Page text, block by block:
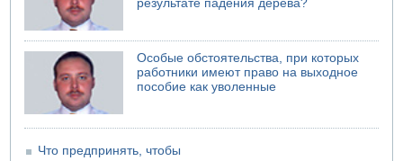
Возле Кирьят-Арбы пожар на местности
06.08.2026 12:06
США не будут давить на Израиль в вопросе Ливана
06.08.2026 11:41
Трое подростков ограбили сексшоп в Холоне
результате падения дерева?
Особые обстоятельства, при которых
работники имеют право на выходное
пособие как уволенные
Что предпринять, чтобы